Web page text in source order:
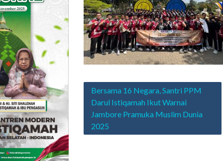
Navigasi
pos
Bersama 16 Negara, Santri PPM
Darul Istiqamah Ikut Warnai
Jambore Pramuka Muslim Dunia
2025